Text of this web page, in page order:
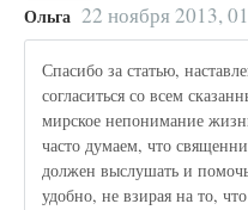
Ольга 22 ноября 2013,
Спасибо за статью,
согласиться со всем
мирское непонимание
часто думаем, что
должен выслушать и
удобно, не взирая на то,